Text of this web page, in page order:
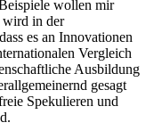
wollen mir
wird in der
es an Innovationen
Vergleich
Ausbildung
gesagt
Spekulieren und